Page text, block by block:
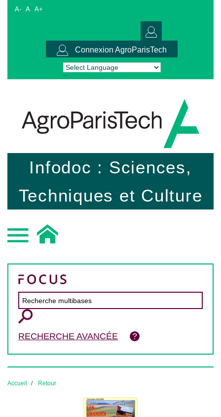
A- A A+
Connexion AgroParisTech
Powered by Translate
Infodoc : Sciences,
Techniques et Culture
RECHERCHE AVANCÉE
Accueil Retour